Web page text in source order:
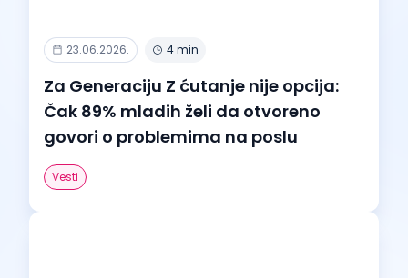
23.06.2026. 4 min
Za Generaciju Z ćutanje nije opcija:
Čak 89% mladih želi da otvoreno
govori o problemima na poslu
Vesti